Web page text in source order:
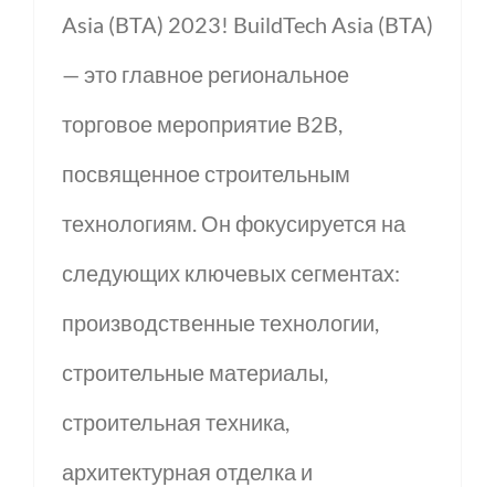
Asia (BTA) 2023! BuildTech Asia (BTA)
— это главное региональное
торговое мероприятие B2B,
посвященное строительным
технологиям. Он фокусируется на
следующих ключевых сегментах:
производственные технологии,
строительные материалы,
строительная техника,
архитектурная отделка и